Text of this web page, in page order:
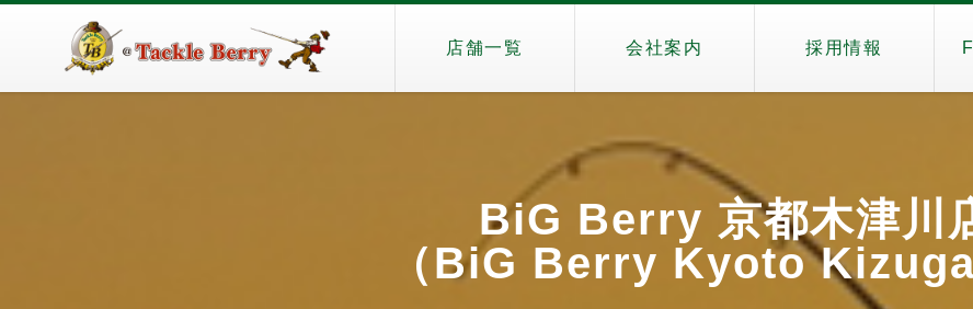
店舗一覧 会社案内 採用情報
BiG Berry 京都木津川
（BiG Berry Kyoto